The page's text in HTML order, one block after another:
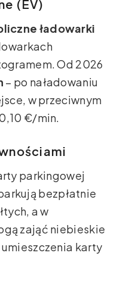
(EV)
ładowarki
Od 2026
– po naładowaniu
w przeciwnym
€/min.
parkingowej
bezpłatnie
a w
zająć niebieskie
karty